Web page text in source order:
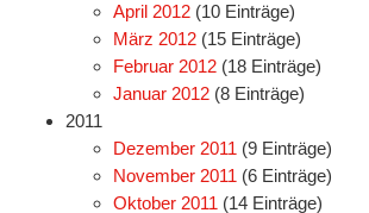
April 2012 (10 Einträge)
März 2012 (15 Einträge)
Februar 2012 (18 Einträge)
Januar 2012 (8 Einträge)
2011
Dezember 2011 (9 Einträge)
November 2011 (6 Einträge)
Oktober 2011 (14 Einträge)